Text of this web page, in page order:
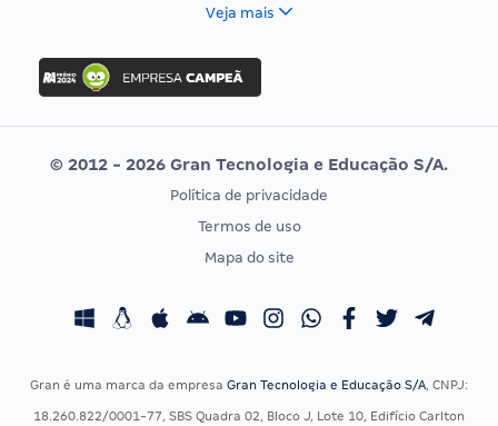
Concurso Nacional Unificado
Concurso Ibama
Concurso MPU
Editais publicados
Vunesp
CONCURSOS POR PROFISSÃO
Concursos Fiscais
EXAME DE ORDEM
Calendário OAB
Veja mais
© 2012 - 2026 Gran Tecnologia e Educação S/A.
Política de privacidade
Termos de uso
Mapa do site
Gran é uma marca da empresa Gran Tecnologia e Educação S/A, CNPJ:
18.260.822/0001-77, SBS Quadra 02, Bloco J, Lote 10, Edifício Carlton